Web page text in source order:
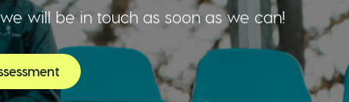
will be in touch as soon as we can!